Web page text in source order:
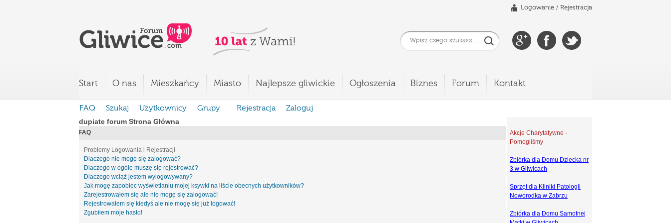
Logowanie / Rejestracja
Start O nas Mieszkańcy Miasto Najlepsze gliwickie Ogłoszenia Biznes Forum Kontakt
FAQ Szukaj Użytkownicy Grupy Rejestracja
Zaloguj
dupiate forum Strona Główna
FAQ
Problemy Logowania i Rejestracji
Dlaczego nie mogę się zalogować?
Dlaczego w ogóle muszę się rejestrować?
Dlaczego wciąż jestem wylogowywany?
Jak mogę zapobiec wyświetlaniu mojej ksywki na liście obecnych użytkowników?
Zarejestrowałem się ale nie mogę się zalogować!
Rejestrowałem się kiedyś ale nie mogę się już logować!
Zgubiłem moje hasło!
Akcje Charytatywne -
Pomogliśmy
Zbiórka dla Domu Dziecka nr
3 w Gliwicach
Sprzęt dla Kliniki Patologii
Noworodka w Zabrzu
Zbiórka dla Domu Samotnej